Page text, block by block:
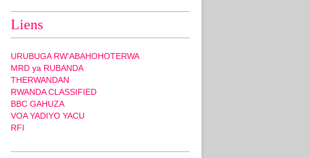
Liens
URUBUGA RW'ABAHOHOTERWA
MRD ya RUBANDA
THERWANDAN
RWANDA CLASSIFIED
BBC GAHUZA
VOA YADIYO YACU
RFI